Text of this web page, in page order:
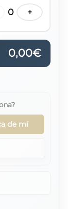
0 +
0,00€
de mí